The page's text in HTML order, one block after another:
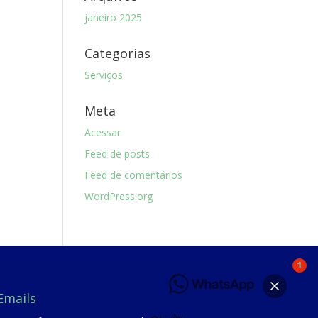
janeiro 2025
Categorias
Serviços
Meta
Acessar
Feed de posts
Feed de comentários
WordPress.org
1